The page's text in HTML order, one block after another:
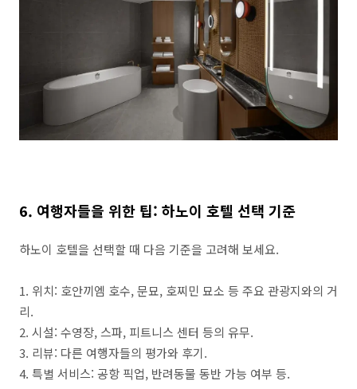
6. 여행자들을 위한 팁: 하노이 호텔 선택 기준
하노이 호텔을 선택할 때 다음 기준을 고려해 보세요.
1. 위치: 호안끼엠 호수, 문묘, 호찌민 묘소 등 주요 관광지와의 거
리.
2. 시설: 수영장, 스파, 피트니스 센터 등의 유무.
3. 리뷰: 다른 여행자들의 평가와 후기.
4. 특별 서비스: 공항 픽업, 반려동물 동반 가능 여부 등.